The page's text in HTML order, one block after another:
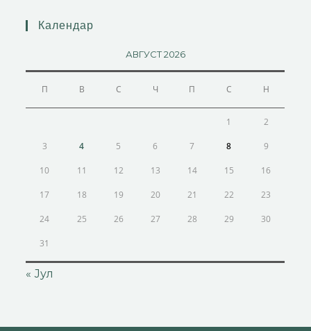
Календар
АВГУСТ 2026
П В С Ч П С Н
1 2
3 4 5 6 7 8 9
10 11 12 13 14 15 16
17 18 19 20 21 22 23
24 25 26 27 28 29 30
31
« Јул